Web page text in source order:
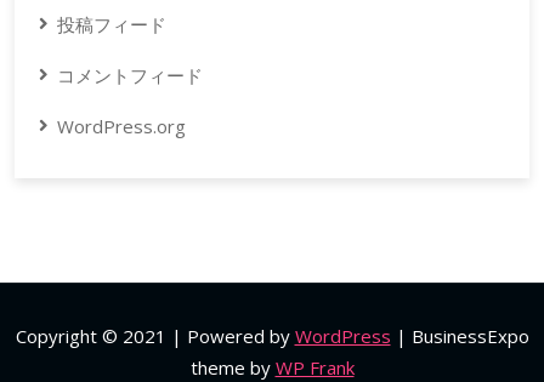
投稿フィード
コメントフィード
WordPress.org
Copyright © 2021 | Powered by WordPress | BusinessExpo
theme by WP Frank